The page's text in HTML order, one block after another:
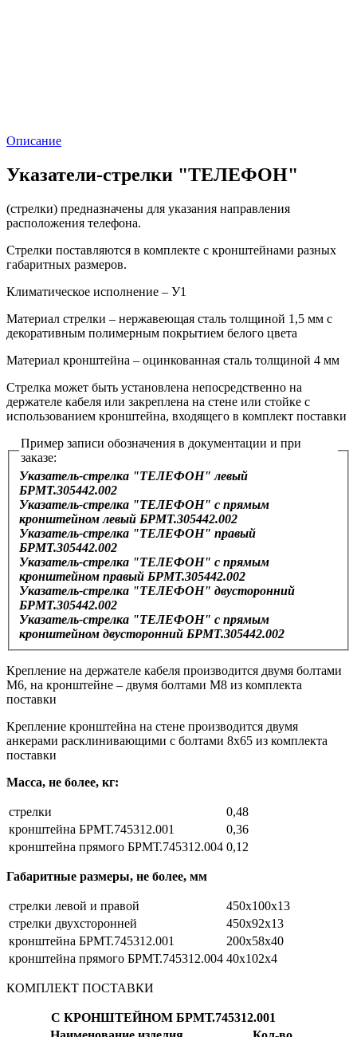
Описание
Указатели‑стрелки "ТЕЛЕФОН"
(стрелки) предназначены для указания направления
расположения телефона.
Стрелки поставляются в комплекте с кронштейнами разных
габаритных размеров.
Климатическое исполнение – У1
Материал стрелки – нержавеющая сталь толщиной 1,5 мм с
декоративным полимерным покрытием белого цвета
Материал кронштейна – оцинкованная сталь толщиной 4 мм
Стрелка может быть установлена непосредственно на
держателе кабеля или закреплена на стене или стойке с
использованием кронштейна, входящего в комплект поставки
Пример записи обозначения в документации и при
заказе:
Указатель-стрелка "ТЕЛЕФОН" левый
БРМТ.305442.002
Указатель-стрелка "ТЕЛЕФОН" с прямым
кронштейном левый БРМТ.305442.002
Указатель-стрелка "ТЕЛЕФОН" правый
БРМТ.305442.002
Указатель-стрелка "ТЕЛЕФОН" с прямым
кронштейном правый БРМТ.305442.002
Указатель-стрелка "ТЕЛЕФОН" двусторонний
БРМТ.305442.002
Указатель-стрелка "ТЕЛЕФОН" с прямым
кронштейном двусторонний БРМТ.305442.002
Крепление на держателе кабеля производится двумя болтами
М6, на кронштейне – двумя болтами М8 из комплекта
поставки
Крепление кронштейна на стене производится двумя
анкерами расклинивающими с болтами 8х65 из комплекта
поставки
Масса, не более, кг:
стрелки
0,48
кронштейна БРМТ.745312.001
0,36
кронштейна прямого БРМТ.745312.004 0,12
Габаритные размеры, не более, мм
стрелки левой и правой
450х100х13
стрелки двухсторонней
450х92х13
кронштейна БРМТ.745312.001
200х58х40
кронштейна прямого БРМТ.745312.004 40х102х4
КОМПЛЕКТ ПОСТАВКИ
С КРОНШТЕЙНОМ БРМТ.745312.001